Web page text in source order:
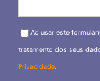
Please leave this field
Ao usar este
tratamento dos seus
Privacidade.